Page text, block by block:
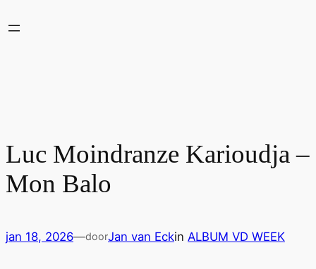
naar
Luc Moindranze Karioudja –
Mon Balo
jan 18, 2026—doorJan van Eckin ALBUM VD WEEK